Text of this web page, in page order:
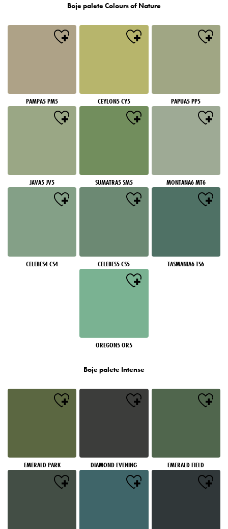
Boje palete Colours of Nature
PAMPA5 PM5 CEYLON5 CY5 PAPUA5 PP5
JAVA5 JV5 SUMATRA5 SM5 MONTANA6 MT6
CELEBES4 CS4 CELEBES5 CS5 TASMANIA6 TS6
OREGON5 OR5
Boje palete Intense
EMERALD PARK DIAMOND EVENING EMERALD FIELD